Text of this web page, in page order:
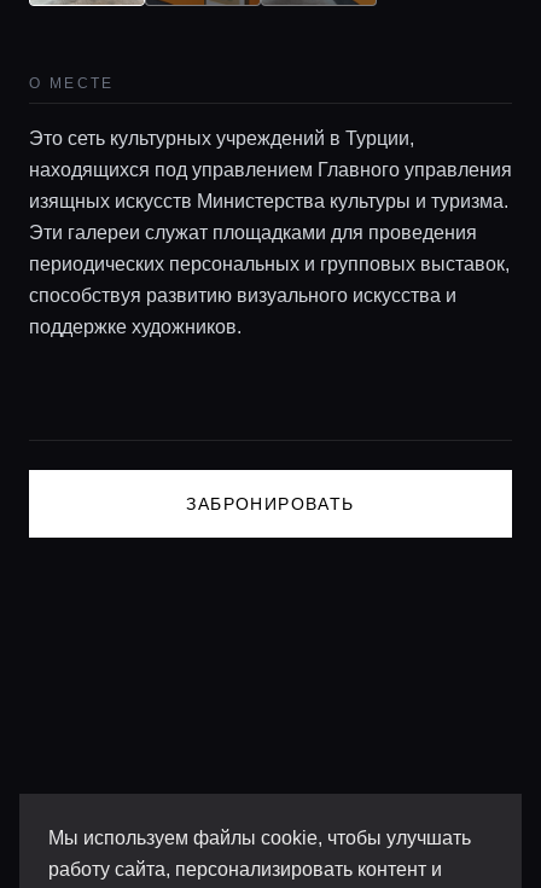
Мы используем файлы cookie, чтобы улучшать
работу сайта, персонализировать контент и
Lifestyle журнал
О МЕСТЕ
Это сеть культурных учреждений в Турции,
находящихся под управлением Главного управления
изящных искусств Министерства культуры и туризма.
Эти галереи служат площадками для проведения
периодических персональных и групповых выставок,
способствуя развитию визуального искусства и
поддержке художников.
ЗАБРОНИРОВАТЬ